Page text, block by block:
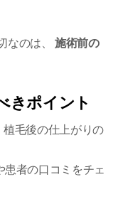
なのは、施術前の
きポイント
毛後の仕上がりの
者の口コミをチェ